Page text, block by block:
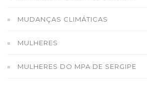
MUDANÇAS CLIMÁTICAS
MULHERES
MULHERES DO MPA DE SERGIPE